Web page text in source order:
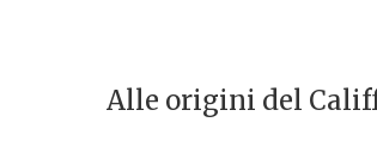
Alle origini del